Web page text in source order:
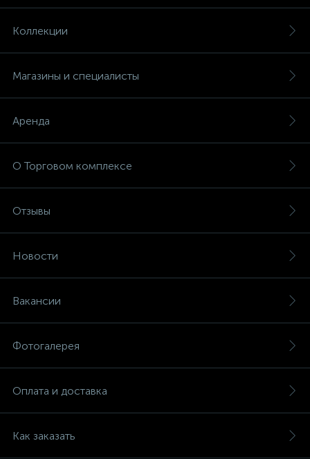
Коллекции
Магазины и специалисты
Аренда
О Торговом комплексе
Отзывы
Новости
Вакансии
Фотогалерея
Оплата и доставка
Как заказать